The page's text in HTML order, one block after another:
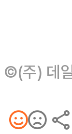
©(주) 데